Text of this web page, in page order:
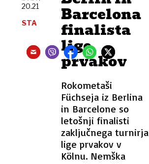
Barcelona
finalista
lige
prvakov
Rokometaši
Füchseja iz Berlina
in Barcelone so
letošnji finalisti
zaključnega turnirja
lige prvakov v
Kölnu. Nemška
20.21
STA